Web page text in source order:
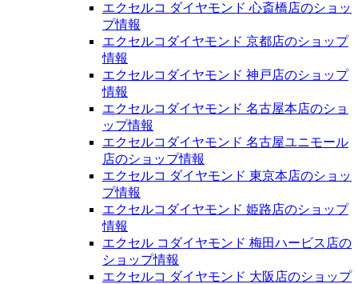
エクセルコ ダイヤモンド 心斎橋店のショッ
プ情報
エクセルコダイヤモンド 京都店のショップ
情報
エクセルコダイヤモンド 神戸店のショップ
情報
エクセルコダイヤモンド 名古屋本店のショ
ップ情報
エクセルコダイヤモンド 名古屋ユニモール
店のショップ情報
エクセルコ ダイヤモンド 東京本店のショッ
プ情報
エクセルコダイヤモンド 姫路店のショップ
情報
エクセル コダイヤモンド 梅田ハービス店の
ショップ情報
エクセルコ ダイヤモンド 大阪店のショップ